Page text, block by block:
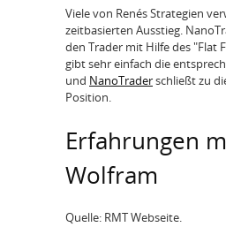
Viele von Renés Strategien
zeitbasierten Ausstieg.
den Trader mit Hilfe des "Flat
gibt sehr einfach die
und NanoTraderschließt zu
Position.
Erfahrungen
Wolfram
Quelle: RMT Webseite.